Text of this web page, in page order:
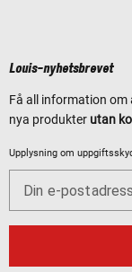
Louis-nyhetsbrevet
Få all information om
nya produkter utan
Upplysning om
Din e-postadress